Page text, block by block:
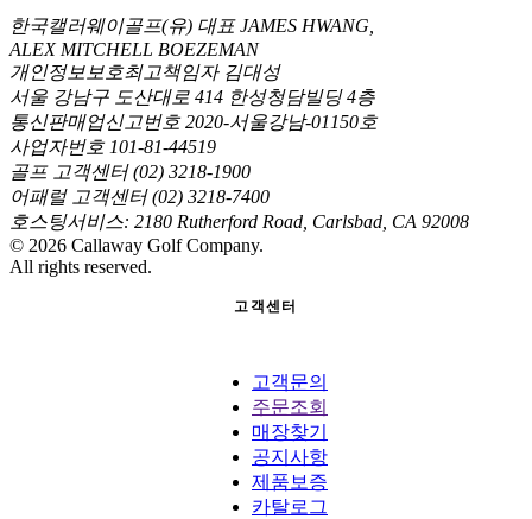
한국캘러웨이골프(유) 대표 JAMES HWANG,
ALEX MITCHELL BOEZEMAN
개인정보보호최고책임자 김대성
서울 강남구 도산대로 414 한성청담빌딩 4층
통신판매업신고번호 2020-서울강남-01150호
사업자번호 101-81-44519
골프 고객센터 (02) 3218-1900
어패럴 고객센터 (02) 3218-7400
호스팅서비스: 2180 Rutherford Road, Carlsbad, CA 92008
© 2026 Callaway Golf Company.
All rights reserved.
고객센터
고객문의
주문조회
매장찾기
공지사항
제품보증
카탈로그